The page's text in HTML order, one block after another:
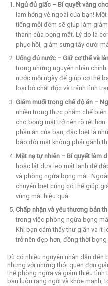
Ngủ đủ giấc – Bí quyết vàng
làm hỏng vẻ ngoài của bạn!
tiếng mỗi đêm sẽ giúp làm
thành của bọng mắt. Lý do là
phục hồi, giảm sưng tấy dưới
Uống đủ nước – Giữ cơ thể và
trong những nguyên nhân
nước mỗi ngày để giúp cơ thể
loại bỏ chất độc và tránh tình
Giảm muối trong chế độ ăn –
nhiều trong thực phẩm chế
cho bọng mắt trở nên rõ rệt
phần ăn của bạn, đặc biệt là
bảo đôi mắt không phải gánh
Mặt nạ tự nhiên – Bí quyết làm
hoặc lát dưa leo mát lạnh để
và phòng ngừa bọng mắt.
chuyên biệt cũng có thể giúp
vùng mắt hiệu quả.
Chấp nhận và yêu thương bản
trong việc phòng ngừa bọng
Khi bạn cảm thấy thư giãn và ít
trở nên đẹp hơn, đồng thời
Dù có nhiều nguyên nhân dẫn đến
nhưng với những thói quen đơn
thể phòng ngừa và giảm thiểu tình
bạn luôn rạng ngời và khỏe mạnh,